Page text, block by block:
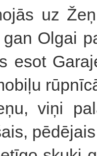
uz
Olgai
esot
viņi